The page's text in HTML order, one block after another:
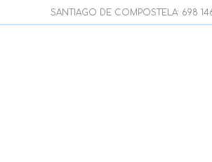
SANTIAGO DE COMPOSTELA: 698